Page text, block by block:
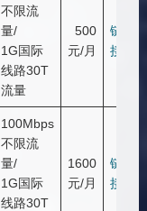
不限流
量/
1G国际
线路30T
流量
500
元/月
链
接
100Mbps
不限流
量/
1G国际
线路30T
1600
元/月
链
接